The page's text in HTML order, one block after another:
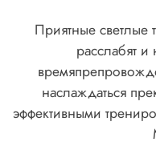
Приятные светлые
расслабят и
наслаждаться
эффективными